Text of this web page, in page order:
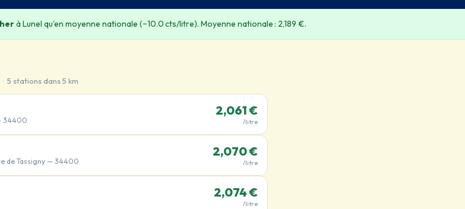
à Lunel qu'en moyenne nationale (−10.0 cts/litre). Moyenne nationale : 2,189 €.
· 5 stations dans 5 km
34400
2,061 €
/litre
de Tassigny — 34400
2,070 €
/litre
2,074 €
/litre